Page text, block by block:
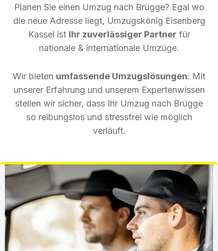
Planen Sie einen Umzug nach Brügge? Egal wo
die neue Adresse liegt, Umzugskönig Eisenberg
Kassel ist Ihr zuverlässiger Partner für
nationale & internationale Umzüge.
Wir bieten umfassende Umzugslösungen: Mit
unserer Erfahrung und unserem Expertenwissen
stellen wir sicher, dass Ihr Umzug nach Brügge
so reibungslos und stressfrei wie möglich
verläuft.